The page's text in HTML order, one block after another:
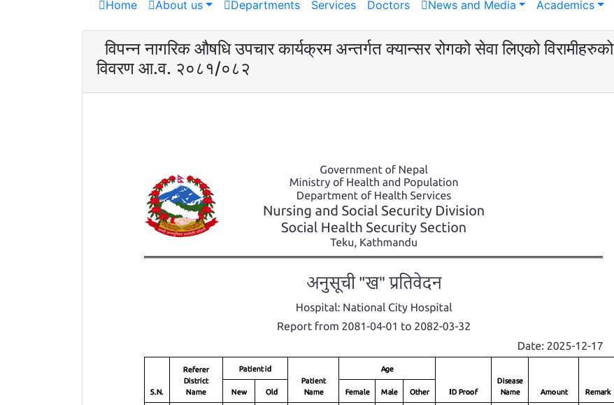
Home About us Departments Services Doctors News and Media Academics
विपन्न नागरिक औषधि उपचार कार्यक्रम अन्तर्गत क्यान्सर रोगको सेवा लिएको विरामीहरुको
विवरण आ.व. २०८१/०८२